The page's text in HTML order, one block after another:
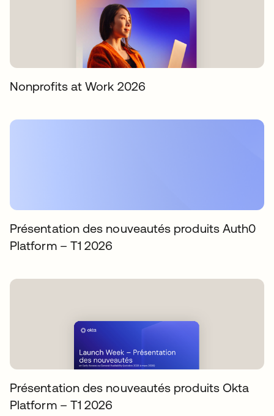
Nonprofits at Work 2026
Présentation des nouveautés produits Auth0
Platform – T1 2026
Présentation des nouveautés produits Okta
Platform – T1 2026